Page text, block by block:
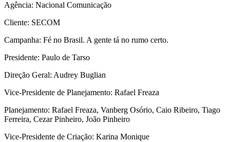
Agência: Nacional Comunicação
Cliente: SECOM
Campanha: Fé no Brasil. A gente tá no rumo certo.
Presidente: Paulo de Tarso
Direção Geral: Audrey Buglian
Vice-Presidente de Planejamento: Rafael Freaza
Planejamento: Rafael Freaza, Vanberg Osório, Caio Ribeiro, Tiago
Ferreira, Cezar Pinheiro, João Pinheiro
Vice-Presidente de Criação: Karina Monique